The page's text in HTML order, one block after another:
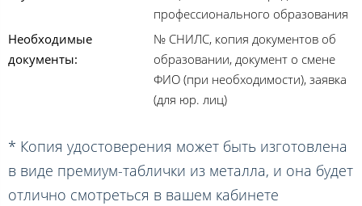
профессионального образования
Необходимые
документы:
№ СНИЛС, копия документов об
образовании, документ о смене
ФИО (при необходимости), заявка
(для юр. лиц)
* Копия удостоверения может быть изготовлена
в виде премиум-таблички из металла, и она будет
отлично смотреться в вашем кабинете